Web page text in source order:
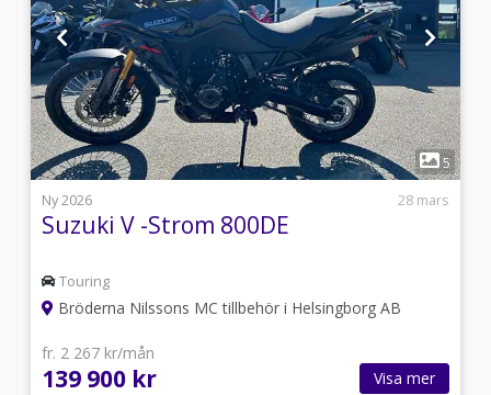
1
5
Ny 2026
28 mars
Suzuki V -Strom 800DE
Touring
Bröderna Nilssons MC tillbehör i Helsingborg AB
fr. 2 267 kr/mån
139 900 kr Visa mer